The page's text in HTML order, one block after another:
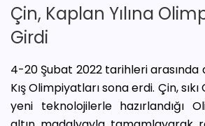
Çin, Kaplan Yılına
Girdi
4-20 Şubat 2022 tarihleri arasında
Kış Olimpiyatları sona erdi. Çin,
yeni teknolojilerle hazırlandığı